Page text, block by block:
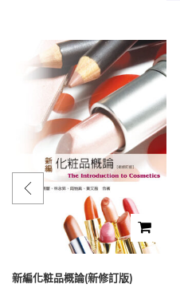
新編化粧品概論(新修訂版)